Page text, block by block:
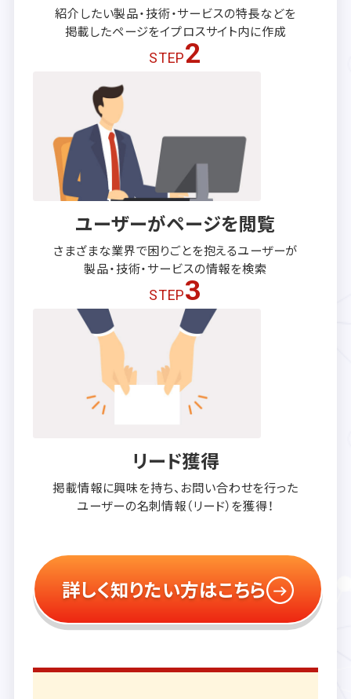
紹介したい製品・技術・サービスの特長などを
掲載したページをイプロスサイト内に作成
STEP2
ユーザーがページを閲覧
さまざまな業界で困りごとを抱えるユーザーが
製品・技術・サービスの情報を検索
STEP3
リード獲得
掲載情報に興味を持ち、 お問い合わせを行った
ユーザーの名刺情報（リード）を獲得！
詳しく知りたい方はこちら